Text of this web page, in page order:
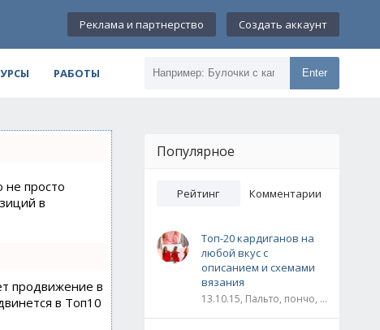
Реклама и партнерство Создать аккаунт
РАБОТЫ Enter
не просто
в
продвижение в
в Топ10
Популярное
Рейтинг Комментарии
Топ-20 кардиганов на
любой вкус с
описанием и схемами
вязания
13.10.15, Пальто, пончо, кардиганы